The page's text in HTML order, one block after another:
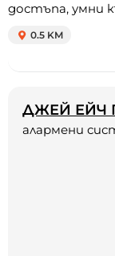
достъпа, умни
0.5 KM
ДЖЕЙ ЕЙЧ
алармени